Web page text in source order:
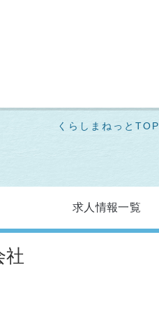
くらしまねっとTOP
求人情報一覧
社